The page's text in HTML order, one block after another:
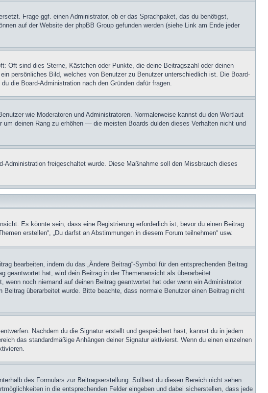
Frage ggf. einen Administrator, ob er das Sprachpaket, das du benötigst,
auf der Website der phpBB Group gefunden werden (siehe Link am Ende jeder
Oft sind dies Sterne, Kästchen oder Punkte, die deine Beitragszahl oder deinen
persönliches Bild, welches von Benutzer zu Benutzer unterschiedlich ist. Die Board-
die Board-Administration nach den Gründen dafür fragen.
wie Moderatoren und Administratoren. Normalerweise kannst du den Wortlaut
deinen Rang zu erhöhen — die meisten Boards dulden dieses Verhalten nicht und
freigeschaltet wurde. Diese Maßnahme soll den Missbrauch dieses
Es könnte sein, dass eine Registrierung erforderlich ist, bevor du einen Beitrag
erstellen“, „Du darfst an Abstimmungen in diesem Forum teilnehmen“ usw.
bearbeiten, indem du das „Ändere Beitrag“-Symbol für den entsprechenden Beitrag
geantwortet hat, wird dein Beitrag in der Themenansicht als überarbeitet
noch niemand auf deinen Beitrag geantwortet hat oder wenn ein Administrator
überarbeitet wurde. Bitte beachte, dass normale Benutzer einen Beitrag nicht
Nachdem du die Signatur erstellt und gespeichert hast, kannst du in jedem
das standardmäßige Anhängen deiner Signatur aktivierst. Wenn du einen einzelnen
des Formulars zur Beitragserstellung. Solltest du diesen Bereich nicht sehen
in die entsprechenden Felder eingeben und dabei sicherstellen, dass jede